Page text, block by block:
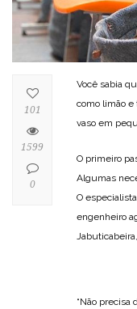
Você sabia
como limão
vaso em
O primeiro
Algumas
O
engenheiro
“Não precisa
101
1599
0